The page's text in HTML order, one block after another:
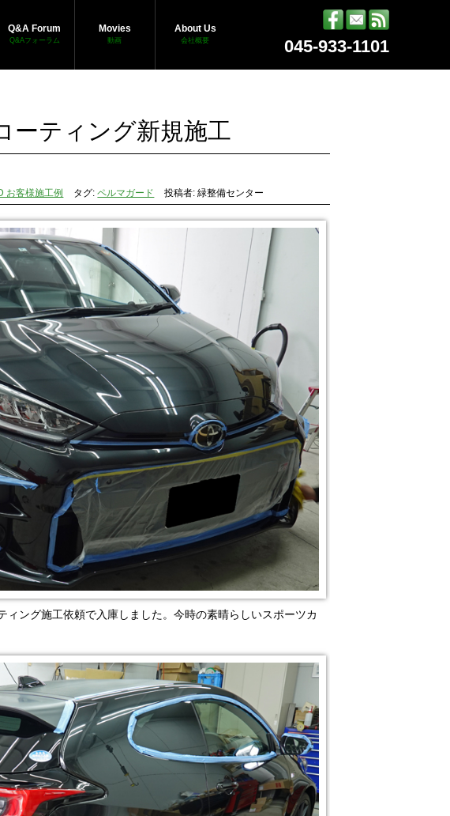
Q&A Forum
Q&Aフォーラム
Movies
動画
About Us
会社概要 045-933-1101
ティング新規施工
お客様施工例 タグ:ペルマガード 投稿者: 緑整備センター
ング施工依頼で入庫しました。今時の素晴らしいスポーツカ